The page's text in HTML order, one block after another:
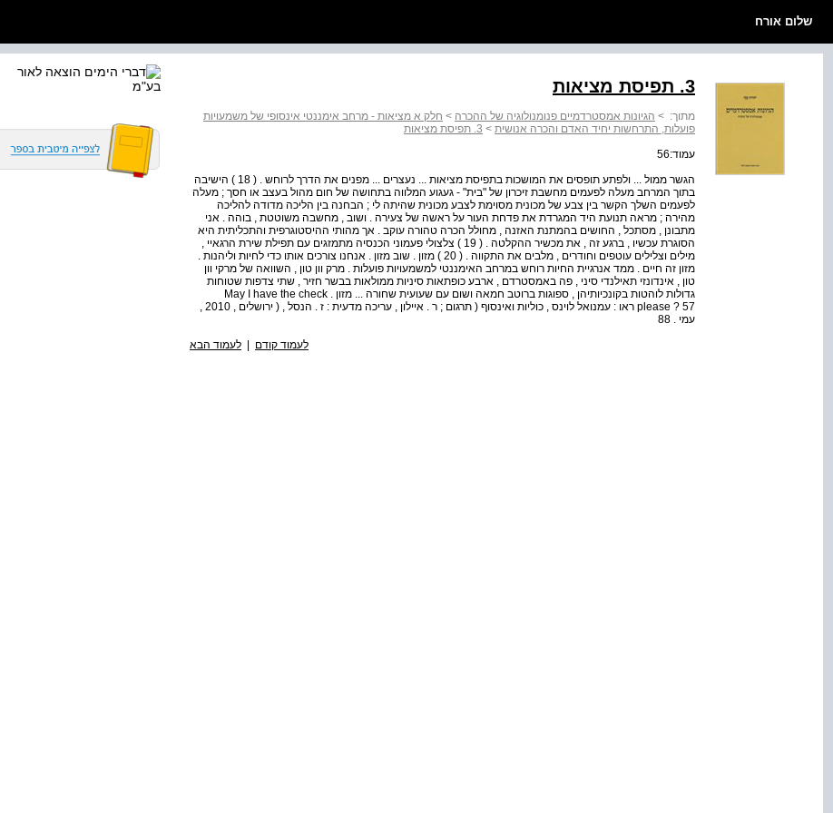
שלום אורח
3. תפיסת מציאות
מתוך: > הגיונות אמסטרדמיים פנומנולוגיה של ההכרה > חלק א מציאות - מרחב אימננטי אינסופי של משמעויות
פועלות, התרחשות יחיד האדם והכרה אנושית > 3. תפיסת מציאות
עמוד:56
הגשר ממול ... ולפתע תופסים את המושכות בתפיסת מציאות ... נעצרים ... מפנים את הדרך לרוחש . ( 18 ) הישיבה
בתוך המרחב מעלה לפעמים מחשבת זיכרון של "בית" - געגוע המלווה בתחושה של חום מהול בעצב או חסך ; מעלה
לפעמים השלך הקשר בין צבע של מכונית מסוימת לצבע מכונית שהיתה לי ; הבחנה בין הליכה מדודה להליכה
מהירה ; מראה תנועת היד המגרדת את פדחת העור על ראשה של צעירה . ושוב , מחשבה משוטטת , בוהה . אני
מתבונן , מסתכל , החושים בהמתנת האזנה , מחולל הכרה טהורה עוקב . אך מהותי ההיסטוגרפית והתכליתית היא
הסוגרת עכשיו , ברגע זה , את מכשיר ההקלטה . ( 19 ) צלצולי פעמוני הכנסיה מתמזגים עם תפילת שירת הרגאיי ,
מילים וצלילים עוטפים וחודרים , מלבים את התקווה . ( 20 ) מזון . שוב מזון . אנחנו צורכים אותו כדי לחיות וליהנות .
מזון זה חיים . ממד אנרגיית החיות רוחש במרחב האימננטי למשמעויות פועלות . מרק וון טון , השוואה של מרקי וון
טון , אינדונזי תאילנדי סיני , פה באמסטרדם , ארבע כופתאות סיניות ממולאות בבשר חזיר , שתי צדפות שטוחות
גדולות לוהטות בקונכיותיהן , ספוגות ברוטב חמאה ושום עם שעועית שחורה ... מזון . May I have the check
עמי . 88
לעמוד קודם | לעמוד הבא